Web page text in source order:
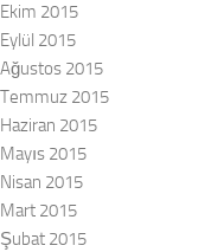
Ekim 2015
Eylül 2015
Ağustos 2015
Temmuz 2015
Haziran 2015
Mayıs 2015
Nisan 2015
Mart 2015
Şubat 2015